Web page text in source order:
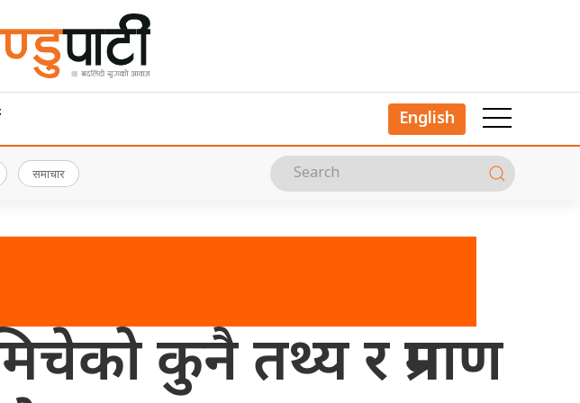
English
समाचार
कुनै तथ्य र प्रमाण